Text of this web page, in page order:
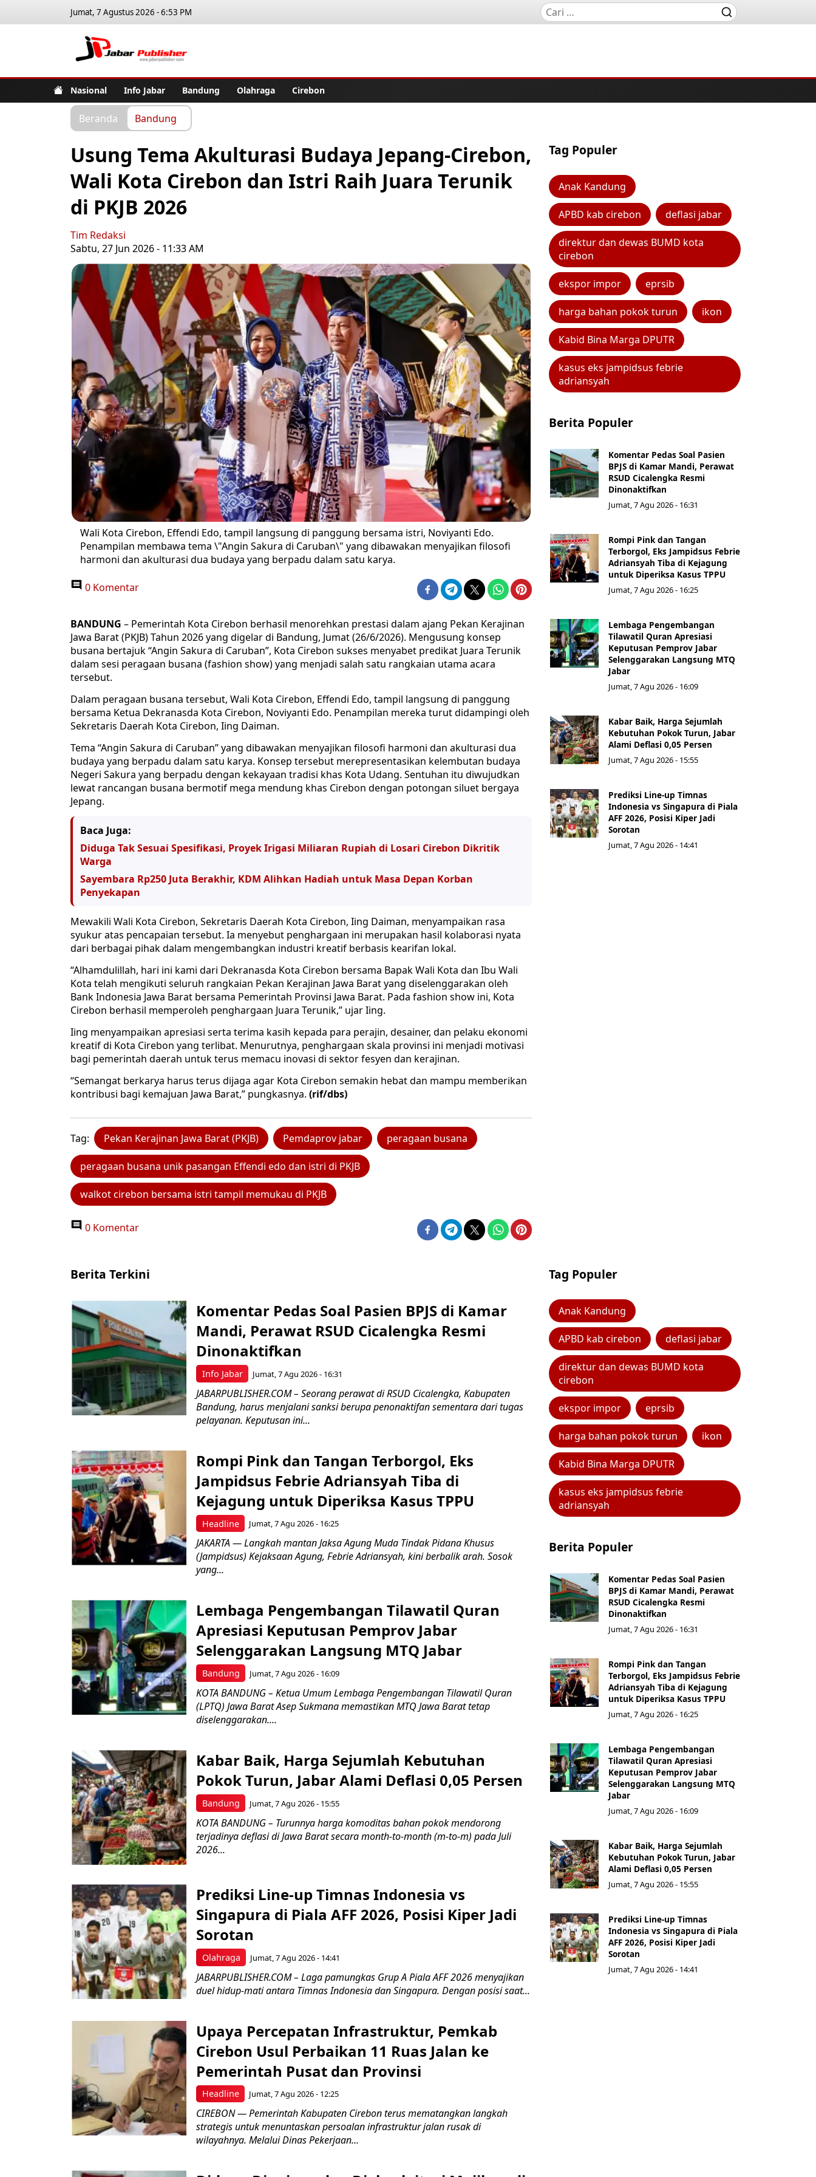
Jumat, 7 Agustus 2026 - 6:53 PM
Nasional Info Jabar Bandung Olahraga Cirebon
Beranda Bandung
Usung Tema Akulturasi Budaya Jepang-Cirebon,
Wali Kota Cirebon dan Istri Raih Juara Terunik
di PKJB 2026
Tim Redaksi
Sabtu, 27 Jun 2026 - 11:33 AM
Wali Kota Cirebon, Effendi Edo, tampil langsung di panggung bersama istri, Noviyanti Edo.
Penampilan membawa tema \"Angin Sakura di Caruban\" yang dibawakan menyajikan filosofi
harmoni dan akulturasi dua budaya yang berpadu dalam satu karya.
0 Komentar
BANDUNG – Pemerintah Kota Cirebon berhasil menorehkan prestasi dalam ajang Pekan Kerajinan
Jawa Barat (PKJB) Tahun 2026 yang digelar di Bandung, Jumat (26/6/2026). Mengusung konsep
busana bertajuk “Angin Sakura di Caruban”, Kota Cirebon sukses menyabet predikat Juara Terunik
dalam sesi peragaan busana (fashion show) yang menjadi salah satu rangkaian utama acara
tersebut.
Dalam peragaan busana tersebut, Wali Kota Cirebon, Effendi Edo, tampil langsung di panggung
bersama Ketua Dekranasda Kota Cirebon, Noviyanti Edo. Penampilan mereka turut didampingi oleh
Sekretaris Daerah Kota Cirebon, Iing Daiman.
Tema “Angin Sakura di Caruban” yang dibawakan menyajikan filosofi harmoni dan akulturasi dua
budaya yang berpadu dalam satu karya. Konsep tersebut merepresentasikan kelembutan budaya
Negeri Sakura yang berpadu dengan kekayaan tradisi khas Kota Udang. Sentuhan itu diwujudkan
lewat rancangan busana bermotif mega mendung khas Cirebon dengan potongan siluet bergaya
Jepang.
Baca Juga:
Diduga Tak Sesuai Spesifikasi, Proyek Irigasi Miliaran Rupiah di Losari Cirebon Dikritik
Warga
Sayembara Rp250 Juta Berakhir, KDM Alihkan Hadiah untuk Masa Depan Korban
Penyekapan
Mewakili Wali Kota Cirebon, Sekretaris Daerah Kota Cirebon, Iing Daiman, menyampaikan rasa
syukur atas pencapaian tersebut. Ia menyebut penghargaan ini merupakan hasil kolaborasi nyata
dari berbagai pihak dalam mengembangkan industri kreatif berbasis kearifan lokal.
“Alhamdulillah, hari ini kami dari Dekranasda Kota Cirebon bersama Bapak Wali Kota dan Ibu Wali
Kota telah mengikuti seluruh rangkaian Pekan Kerajinan Jawa Barat yang diselenggarakan oleh
Bank Indonesia Jawa Barat bersama Pemerintah Provinsi Jawa Barat. Pada fashion show ini, Kota
Cirebon berhasil memperoleh penghargaan Juara Terunik,” ujar Iing.
Iing menyampaikan apresiasi serta terima kasih kepada para perajin, desainer, dan pelaku ekonomi
kreatif di Kota Cirebon yang terlibat. Menurutnya, penghargaan skala provinsi ini menjadi motivasi
bagi pemerintah daerah untuk terus memacu inovasi di sektor fesyen dan kerajinan.
“Semangat berkarya harus terus dijaga agar Kota Cirebon semakin hebat dan mampu memberikan
kontribusi bagi kemajuan Jawa Barat,” pungkasnya. (rif/dbs)
Tag: Pekan Kerajinan Jawa Barat (PKJB) Pemdaprov jabar peragaan busana
peragaan busana unik pasangan Effendi edo dan istri di PKJB
walkot cirebon bersama istri tampil memukau di PKJB
0 Komentar
Tag Populer
Anak Kandung
APBD kab cirebon deflasi jabar
direktur dan dewas BUMD kota
cirebon
ekspor impor eprsib
harga bahan pokok turun ikon
Kabid Bina Marga DPUTR
kasus eks jampidsus febrie
adriansyah
Berita Populer
Komentar Pedas Soal Pasien
BPJS di Kamar Mandi, Perawat
RSUD Cicalengka Resmi
Dinonaktifkan
Jumat, 7 Agu 2026 - 16:31
Rompi Pink dan Tangan
Terborgol, Eks Jampidsus Febrie
Adriansyah Tiba di Kejagung
untuk Diperiksa Kasus TPPU
Jumat, 7 Agu 2026 - 16:25
Lembaga Pengembangan
Tilawatil Quran Apresiasi
Keputusan Pemprov Jabar
Selenggarakan Langsung MTQ
Jabar
Jumat, 7 Agu 2026 - 16:09
Kabar Baik, Harga Sejumlah
Kebutuhan Pokok Turun, Jabar
Alami Deflasi 0,05 Persen
Jumat, 7 Agu 2026 - 15:55
Prediksi Line-up Timnas
Indonesia vs Singapura di Piala
AFF 2026, Posisi Kiper Jadi
Sorotan
Jumat, 7 Agu 2026 - 14:41
Berita Terkini
Info Jabar
Komentar Pedas Soal Pasien BPJS di Kamar
Mandi, Perawat RSUD Cicalengka Resmi
Dinonaktifkan
Jumat, 7 Agu 2026 - 16:31
JABARPUBLISHER.COM – Seorang perawat di RSUD Cicalengka, Kabupaten
Bandung, harus menjalani sanksi berupa penonaktifan sementara dari tugas
pelayanan. Keputusan ini...
Headline
Rompi Pink dan Tangan Terborgol, Eks
Jampidsus Febrie Adriansyah Tiba di
Kejagung untuk Diperiksa Kasus TPPU
Jumat, 7 Agu 2026 - 16:25
JAKARTA — Langkah mantan Jaksa Agung Muda Tindak Pidana Khusus
(Jampidsus) Kejaksaan Agung, Febrie Adriansyah, kini berbalik arah. Sosok
yang...
Bandung
Lembaga Pengembangan Tilawatil Quran
Apresiasi Keputusan Pemprov Jabar
Selenggarakan Langsung MTQ Jabar
Jumat, 7 Agu 2026 - 16:09
KOTA BANDUNG – Ketua Umum Lembaga Pengembangan Tilawatil Quran
(LPTQ) Jawa Barat Asep Sukmana memastikan MTQ Jawa Barat tetap
diselenggarakan....
Bandung
Kabar Baik, Harga Sejumlah Kebutuhan
Pokok Turun, Jabar Alami Deflasi 0,05 Persen
Jumat, 7 Agu 2026 - 15:55
KOTA BANDUNG – Turunnya harga komoditas bahan pokok mendorong
terjadinya deflasi di Jawa Barat secara month-to-month (m-to-m) pada Juli
2026...
Olahraga
Prediksi Line-up Timnas Indonesia vs
Singapura di Piala AFF 2026, Posisi Kiper Jadi
Sorotan
Jumat, 7 Agu 2026 - 14:41
JABARPUBLISHER.COM – Laga pamungkas Grup A Piala AFF 2026 menyajikan
duel hidup-mati antara Timnas Indonesia dan Singapura. Dengan posisi saat...
Headline
Upaya Percepatan Infrastruktur, Pemkab
Cirebon Usul Perbaikan 11 Ruas Jalan ke
Pemerintah Pusat dan Provinsi
Jumat, 7 Agu 2026 - 12:25
CIREBON — Pemerintah Kabupaten Cirebon terus mematangkan langkah
strategis untuk menuntaskan persoalan infrastruktur jalan rusak di
wilayahnya. Melalui Dinas Pekerjaan...
Tag Populer
Anak Kandung
APBD kab cirebon deflasi jabar
direktur dan dewas BUMD kota
cirebon
ekspor impor eprsib
harga bahan pokok turun ikon
Kabid Bina Marga DPUTR
kasus eks jampidsus febrie
adriansyah
Berita Populer
Komentar Pedas Soal Pasien
BPJS di Kamar Mandi, Perawat
RSUD Cicalengka Resmi
Dinonaktifkan
Jumat, 7 Agu 2026 - 16:31
Rompi Pink dan Tangan
Terborgol, Eks Jampidsus Febrie
Adriansyah Tiba di Kejagung
untuk Diperiksa Kasus TPPU
Jumat, 7 Agu 2026 - 16:25
Lembaga Pengembangan
Tilawatil Quran Apresiasi
Keputusan Pemprov Jabar
Selenggarakan Langsung MTQ
Jabar
Jumat, 7 Agu 2026 - 16:09
Kabar Baik, Harga Sejumlah
Kebutuhan Pokok Turun, Jabar
Alami Deflasi 0,05 Persen
Jumat, 7 Agu 2026 - 15:55
Prediksi Line-up Timnas
Indonesia vs Singapura di Piala
AFF 2026, Posisi Kiper Jadi
Sorotan
Jumat, 7 Agu 2026 - 14:41